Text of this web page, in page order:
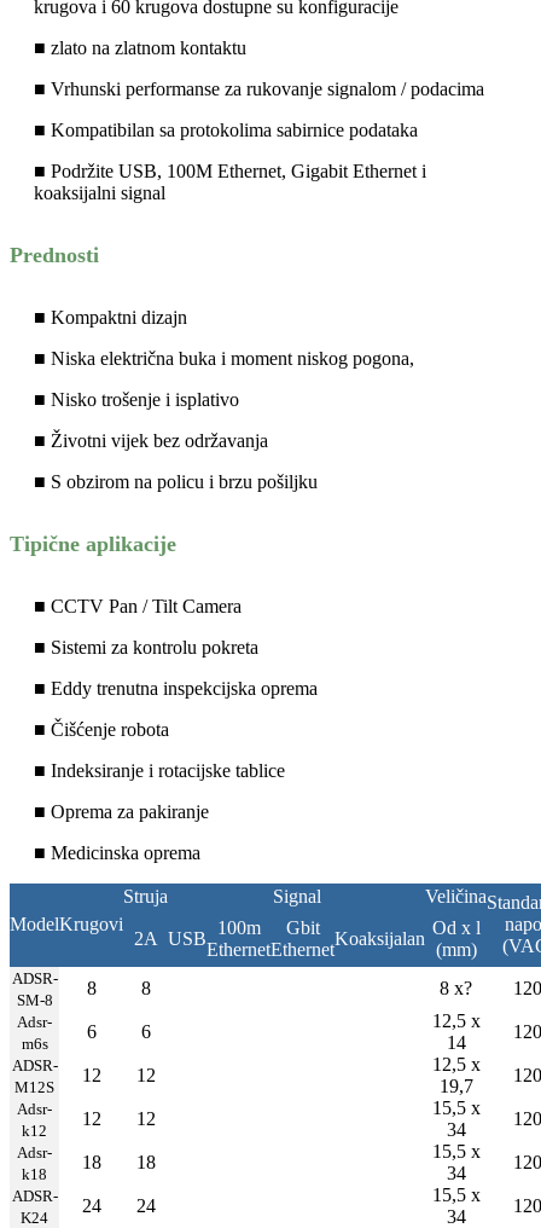
krugova i 60 krugova dostupne su konfiguracije
■ zlato na zlatnom kontaktu
■ Vrhunski performanse za rukovanje signalom / podacima
■ Kompatibilan sa protokolima sabirnice podataka
■ Podržite USB, 100M Ethernet, Gigabit Ethernet i
koaksijalni signal
Prednosti
■ Kompaktni dizajn
■ Niska električna buka i moment niskog pogona,
■ Nisko trošenje i isplativo
■ Životni vijek bez održavanja
■ S obzirom na policu i brzu pošiljku
Tipične aplikacije
■ CCTV Pan / Tilt Camera
■ Sistemi za kontrolu pokreta
■ Eddy trenutna inspekcijska oprema
■ Čišćenje robota
■ Indeksiranje i rotacijske tablice
■ Oprema za pakiranje
■ Medicinska oprema
ModelKrugovi
Struja Signal Veličina
2A USB
100m
Ethernet
Gbit
Ethernet
Koaksijalan
Od x l
(mm)
ADSR-
SM-8
8 8 8 x? 120
Adsr-
m6s
6 6
12,5 x
14
120
ADSR-
M12S
12 12
12,5 x
19,7
120
Adsr-
k12
12 12
15,5 x
34
120
Adsr-
k18
18 18
15,5 x
34
120
ADSR-
K24
24 24
15,5 x
34
120